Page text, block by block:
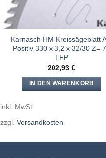
Karnasch HM-Kreissägeblatt
Positiv 330 x 3,2 x 32/30 Z=
TFP
202,93€
IN DEN WARENKORB
inkl. MwSt.
zzgl.Versandkosten